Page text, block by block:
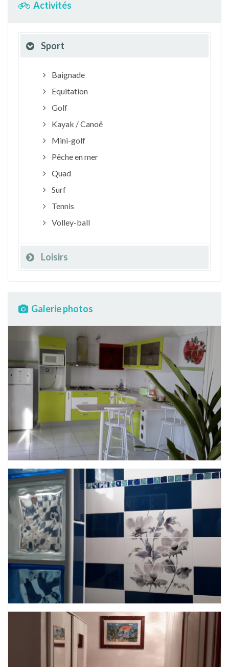
Activités
Sport
Baignade
Equitation
Golf
Kayak / Canoë
Mini-golf
Pêche en mer
Quad
Surf
Tennis
Volley-ball
Loisirs
Galerie photos